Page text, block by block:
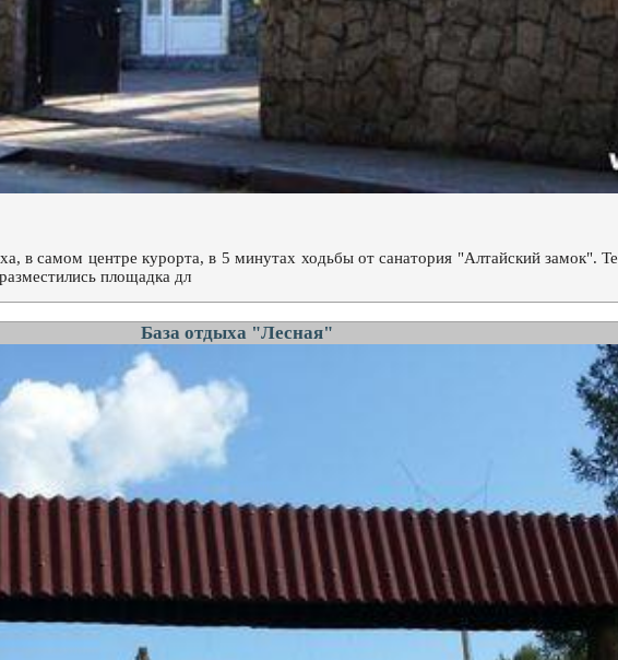
в самом центре курорта, в 5 минутах ходьбы от санатория "Алтайский замок".
площадка дл
База отдыха "Лесная"